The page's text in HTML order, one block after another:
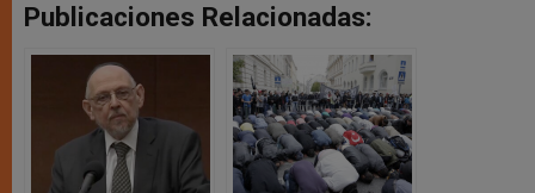
Publicaciones Relacionadas: